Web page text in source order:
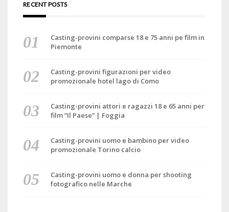
RECENT POSTS
Casting-provini comparse 18 e 75 anni pe film in
Piemonte
Casting-provini figurazioni per video
promozionale hotel lago di Como
Casting-provini attori e ragazzi 18 e 65 anni per
film “Il Paese” | Foggia
Casting-provini uomo e bambino per video
promozionale Torino calcio
Casting-provini uomo e donna per shooting
fotografico nelle Marche